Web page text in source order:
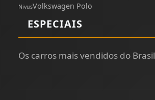
NivusVolkswagen Polo
ESPECIAIS
Os carros mais vendidos do Brasil